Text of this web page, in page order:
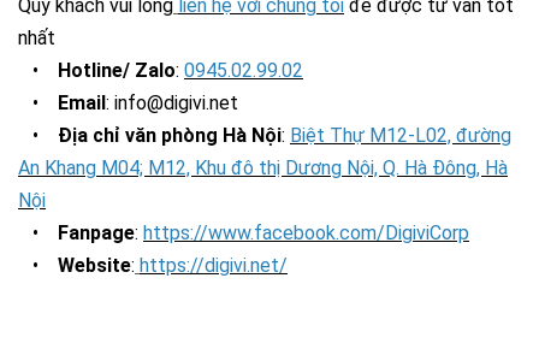
Quý khách vui lòng liên hệ với chúng tôi để được tư vấn tốt
nhất
• Hotline/ Zalo: 0945.02.99.02
• Email: info@digivi.net
• Địa chỉ văn phòng Hà Nội: Biệt Thự M12-L02, đường
An Khang M04; M12, Khu đô thị Dương Nội, Q. Hà Đông, Hà
Nội
• Fanpage: https://www.facebook.com/DigiviCorp
• Website: https://digivi.net/